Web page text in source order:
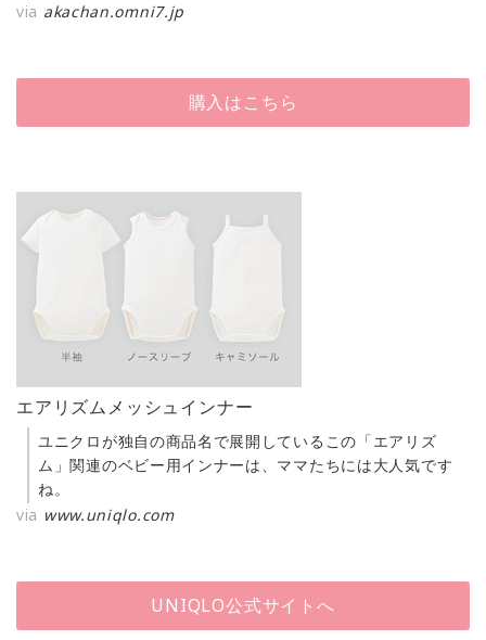
via akachan.omni7.jp
購入はこちら
エアリズムメッシュインナー
ユニクロが独自の商品名で展開しているこの「エアリズ
ム」関連のベビー用インナーは、ママたちには大人気です
ね。
via www.uniqlo.com
UNIQLO公式サイトへ